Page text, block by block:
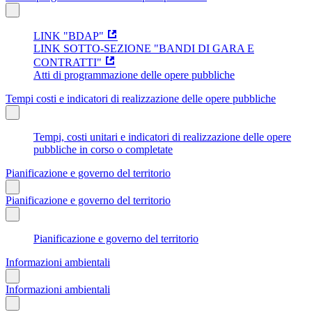
LINK "BDAP"
LINK SOTTO-SEZIONE "BANDI DI GARA E
CONTRATTI"
Atti di programmazione delle opere pubbliche
Tempi costi e indicatori di realizzazione delle opere pubbliche
Tempi, costi unitari e indicatori di realizzazione delle opere
pubbliche in corso o completate
Pianificazione e governo del territorio
Pianificazione e governo del territorio
Pianificazione e governo del territorio
Informazioni ambientali
Informazioni ambientali